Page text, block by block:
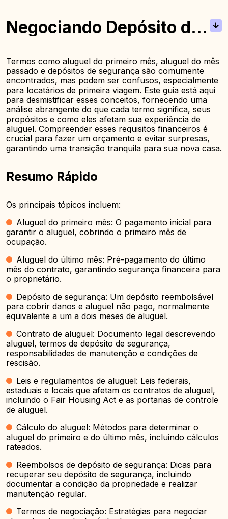
Negociando Depósito de
Segurança
Termos como aluguel do primeiro mês, aluguel do mês
passado e depósitos de segurança são comumente
encontrados, mas podem ser confusos, especialmente
para locatários de primeira viagem. Este guia está aqui
para desmistificar esses conceitos, fornecendo uma
análise abrangente do que cada termo significa, seus
propósitos e como eles afetam sua experiência de
aluguel. Compreender esses requisitos financeiros é
crucial para fazer um orçamento e evitar surpresas,
garantindo uma transição tranquila para sua nova casa.
Resumo Rápido
Os principais tópicos incluem:
Aluguel do primeiro mês: O pagamento inicial para
garantir o aluguel, cobrindo o primeiro mês de
ocupação.
Aluguel do último mês: Pré-pagamento do último
mês do contrato, garantindo segurança financeira para
o proprietário.
Depósito de segurança: Um depósito reembolsável
para cobrir danos e aluguel não pago, normalmente
equivalente a um a dois meses de aluguel.
Contrato de aluguel: Documento legal descrevendo
aluguel, termos de depósito de segurança,
responsabilidades de manutenção e condições de
rescisão.
Leis e regulamentos de aluguel: Leis federais,
estaduais e locais que afetam os contratos de aluguel,
incluindo o Fair Housing Act e as portarias de controle
de aluguel.
Cálculo do aluguel: Métodos para determinar o
aluguel do primeiro e do último mês, incluindo cálculos
rateados.
Reembolsos de depósito de segurança: Dicas para
recuperar seu depósito de segurança, incluindo
documentar a condição da propriedade e realizar
manutenção regular.
Termos de negociação: Estratégias para negociar